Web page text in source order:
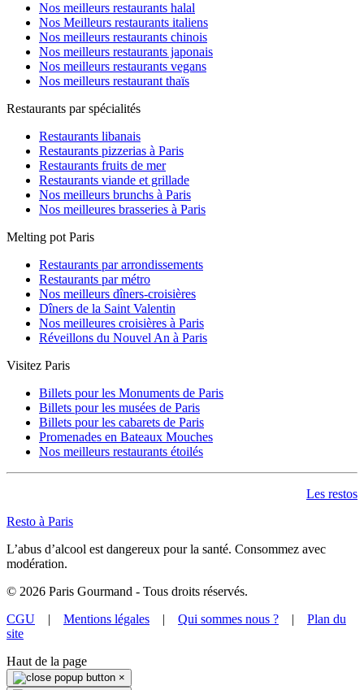
Nos meilleurs restaurants halal
Nos Meilleurs restaurants italiens
Nos meilleurs restaurants chinois
Nos meilleurs restaurants japonais
Nos meilleurs restaurants vegans
Nos meilleurs restaurant thaïs
Restaurants par spécialités
Restaurants libanais
Restaurants pizzerias à Paris
Restaurants fruits de mer
Restaurants viande et grillade
Nos meilleurs brunchs à Paris
Nos meilleures brasseries à Paris
Melting pot Paris
Restaurants par arrondissements
Restaurants par métro
Nos meilleurs dîners-croisières
Dîners de la Saint Valentin
Nos meilleures croisières à Paris
Réveillons du Nouvel An à Paris
Visitez Paris
Billets pour les Monuments de Paris
Billets pour les musées de Paris
Billets pour les cabarets de Paris
Promenades en Bateaux Mouches
Nos meilleurs restaurants étoilés
Les restos
Resto à Paris
L’abus d’alcool est dangereux pour la santé. Consommez avec
modération.
© 2026 Paris Gourmand - Tous droits réservés.
CGU | Mentions légales | Qui sommes nous ? | Plan du
site
Haut de la page
×